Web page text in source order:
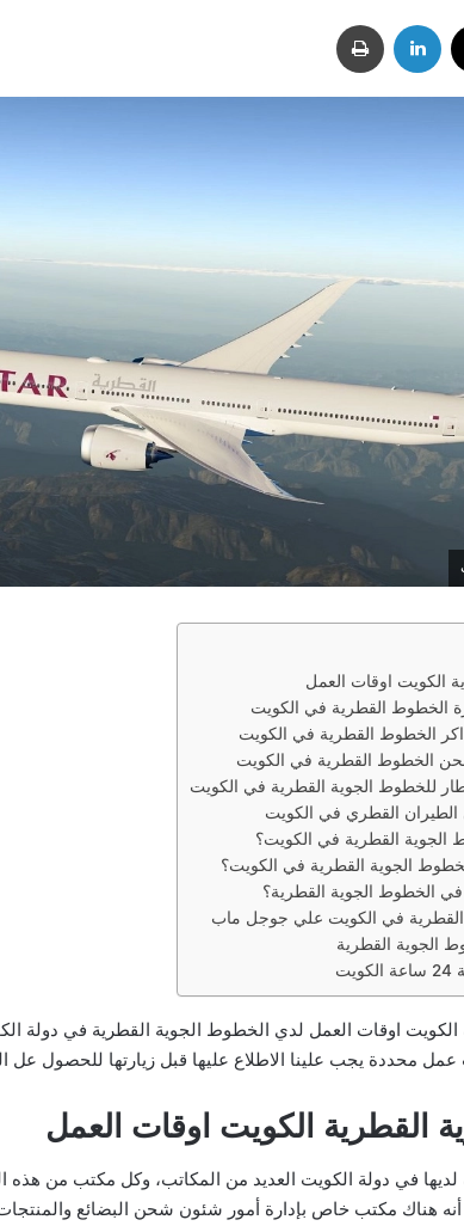
س
ل
ب
ي
الكويت اوقات العمل
الخطوط القطرية في الكويت
الخطوط القطرية في الكويت
الخطوط القطرية في الكويت
للخطوط الجوية القطرية في الكويت
القطري في الكويت
القطرية في الكويت؟
الجوية القطرية في الكويت؟
الخطوط الجوية القطرية؟
في الكويت علي جوجل ماب
الجوية القطرية
اوقات العمل لدي الخطوط الجوية القطرية في دولة
عمل محددة يجب علينا الاطلاع عليها قبل زيارتها للحصول
القطرية الكويت اوقات العمل
لديها في دولة الكويت العديد من المكاتب، وكل مكتب من
هناك مكتب خاص بإدارة أمور شئون شحن البضائع